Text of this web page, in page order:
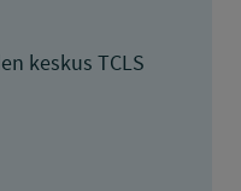
keskus TCLS